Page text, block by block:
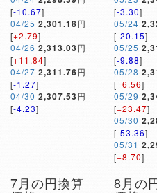
[-10.67]
04/25 2,301.18円
[+2.79]
04/26 2,313.03円
[+11.84]
04/27 2,311.76円
[-1.27]
04/30 2,307.53円
[-4.23]
[-3.30]
05/24
[-20.15]
05/25
[-9.88]
05/28
[+6.56]
05/29
[+23.47]
05/30
[-53.36]
05/31
[+8.70]
7月の円換算 8月の